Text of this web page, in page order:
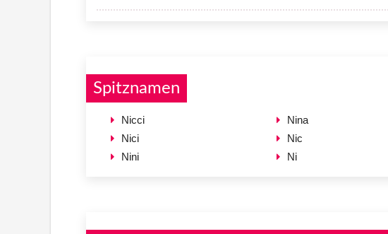
Spitznamen
Nicci
Nici
Nini
Nina
Nic
Ni